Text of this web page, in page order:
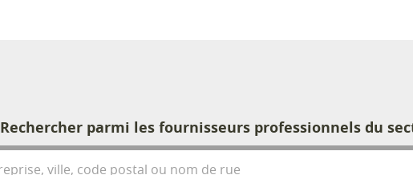
Rechercher parmi les fournisseurs professionnels du